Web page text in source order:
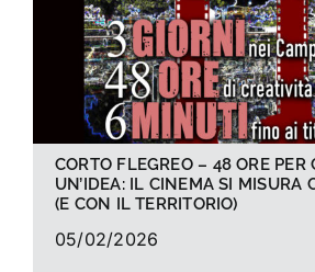
Cerca
CORTO FLEGREO – 48 ORE PER
UN’IDEA: IL CINEMA SI MISURA
(E CON IL TERRITORIO)
05/02/2026